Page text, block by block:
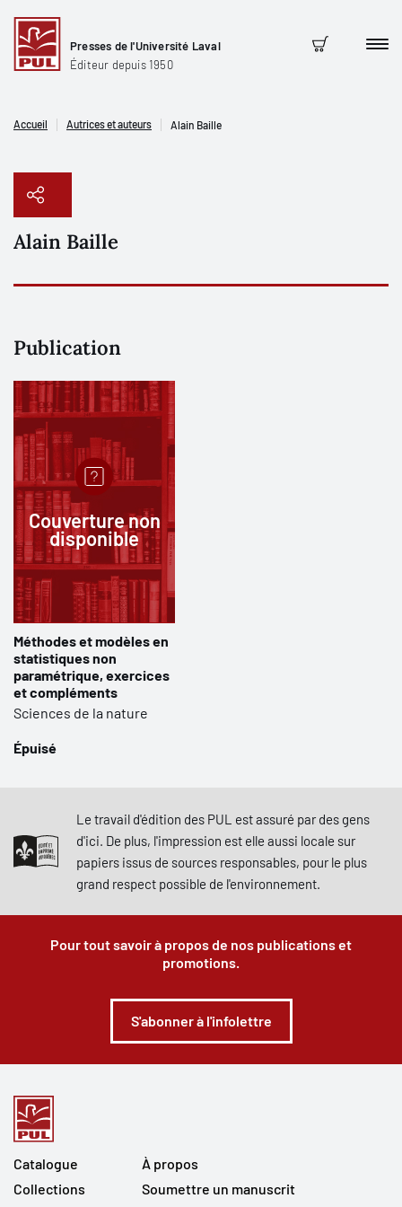
Presses de l'Université Laval
Éditeur depuis 1950
Panier
Accueil Autrices et auteurs Alain Baille
Alain Baille
Publication
Couverture non
disponible
Méthodes et modèles en
statistiques non
paramétrique, exercices
et compléments
Sciences de la nature
Épuisé
Le travail d'édition des PUL est assuré par des gens
d'ici. De plus, l'impression est elle aussi locale sur
papiers issus de sources responsables, pour le plus
grand respect possible de l'environnement.
Pour tout savoir à propos de nos publications et
promotions.
S'abonner à l'infolettre
Catalogue
Collections
À propos
Soumettre un manuscrit